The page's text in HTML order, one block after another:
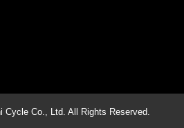
Cycle Co., Ltd. All Rights Reserved.